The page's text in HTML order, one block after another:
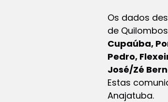
Os dados
de
Cupaúba,
Pedro,
José/Zé
Estas
Anajatuba.